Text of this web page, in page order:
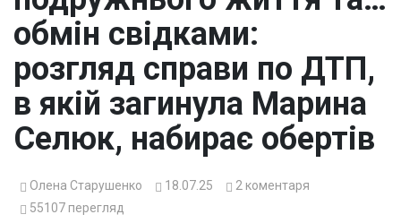
обмін свідками:
розгляд справи по ДТП,
в якій загинула Марина
Селюк, набирає обертів
Олена Старушенко 18.07.25 2 коментаря
55107 перегляд